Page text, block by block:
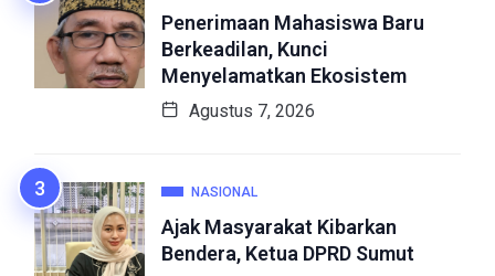
Penerimaan Mahasiswa Baru
Berkeadilan, Kunci
Menyelamatkan Ekosistem
Agustus 7, 2026
NASIONAL
Ajak Masyarakat Kibarkan
Bendera, Ketua DPRD Sumut